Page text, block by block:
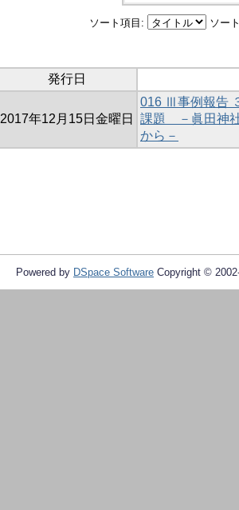
ソート項目: ソー
発行日
2017年12月15日金曜日
016 Ⅲ事例報告
課題 －眞田神
から－
Powered by DSpace Software Copyright ©